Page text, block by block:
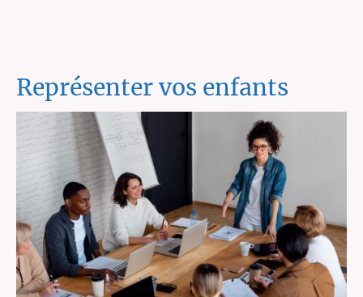
Représenter vos enfants